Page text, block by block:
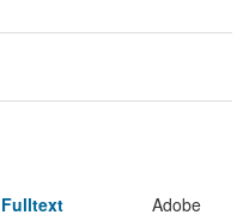
Fulltext
Adobe